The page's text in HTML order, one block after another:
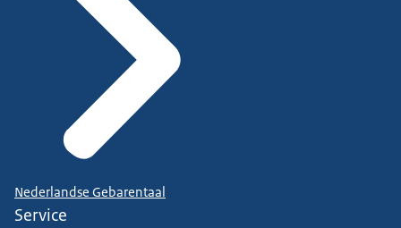
Nederlandse Gebarentaal
Service